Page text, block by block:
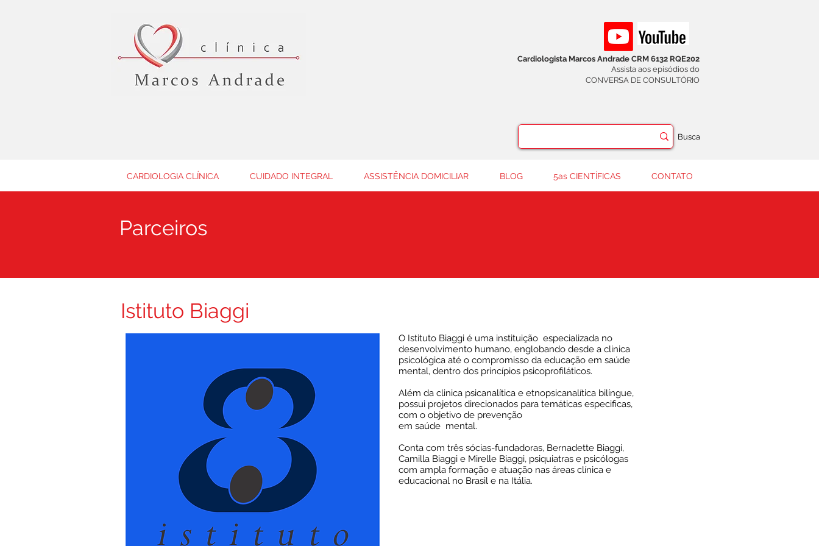
Cardiologista Marcos Andrade CRM 6132 RQE202
Assista aos episódios do
CONVERSA DE CONSULTÓRIO
Busca
CARDIOLOGIA CLÍNICA CUIDADO INTEGRAL ASSISTÊNCIA DOMICILIAR BLOG 5as CIENTÍFICAS CONTATO
Parceiros
Istituto Biaggi
O Istituto Biaggi é uma instituição especializada no
desenvolvimento humano, englobando desde a clinica
psicológica até o compromisso da educação em saúde
mental, dentro dos princípios psicoprofiláticos.
Além da clinica psicanalítica e etnopsicanalítica bilíngue,
possui projetos direcionados para temáticas especificas,
com o objetivo de prevenção
em saúde mental.
Conta com três sócias-fundadoras, Bernadette Biaggi,
Camilla Biaggi e Mirelle Biaggi, psiquiatras e psicólogas
com ampla formação e atuação nas áreas clínica e
educacional no Brasil e na Itália.